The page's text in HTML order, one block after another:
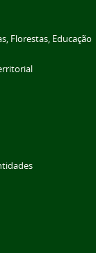
Florestas, Educação